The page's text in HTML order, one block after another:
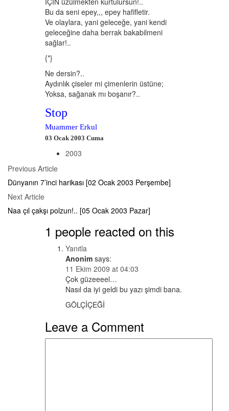
Bu da seni epey,,, epey hafifletir.
Ve olaylara, yani geleceğe, yani kendi
geleceğine daha berrak bakabilmeni
sağlar!..
{*}
Ne dersin?..
Aydınlık çiseler mi çimenlerin üstüne;
Yoksa, sağanak mı boşanır?..
Stop
Muammer Erkul
03 Ocak 2003 Cuma
2003
Posts
navigation
Previous ArticlePrevious
Article
Dünyanın 7’inci harikası [02 Ocak 2003 Perşembe]
Next ArticleNext
Article
Naa çıl çakşı polzun!.. [05 Ocak 2003 Pazar]
1 people reacted on this
Yanıtla
Anonim says:
11 Ekim 2009 at 04:03
Çok güzeeeel…
Nasıl da iyi geldi bu yazı şimdi bana.
GÖLÇİÇEĞİ
Leave a Comment